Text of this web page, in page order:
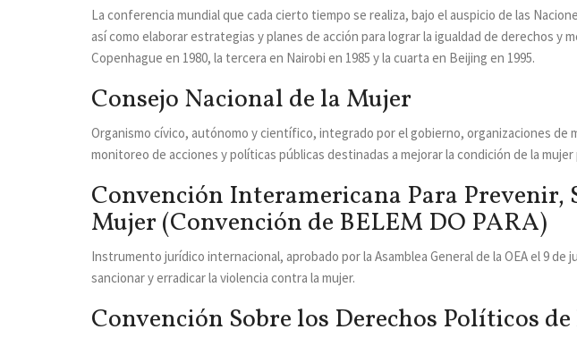
La conferencia mundial que cada cierto tiempo se realiza, bajo el auspicio de las
así como elaborar estrategias y planes de acción para lograr la igualdad de derechos y
Copenhague en 1980, la tercera en Nairobi en 1985 y la cuarta en Beijing en 1995.
Consejo Nacional de la Mujer
Organismo cívico, autónomo y científico, integrado por el gobierno, organizaciones
monitoreo de acciones y políticas públicas destinadas a mejorar la condición de la mujer
Convención Interamericana Para
Mujer (Convención de BELEM DO PARA)
Instrumento jurídico internacional, aprobado por la Asamblea General de la OEA el 9
sancionar y erradicar la violencia contra la mujer.
Convención Sobre los Derechos Políticos